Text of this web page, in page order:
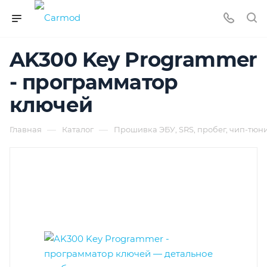
AK300 Key Programmer
- программатор
ключей
Главная — Каталог — Прошивка ЭБУ, SRS, пробег, чип-